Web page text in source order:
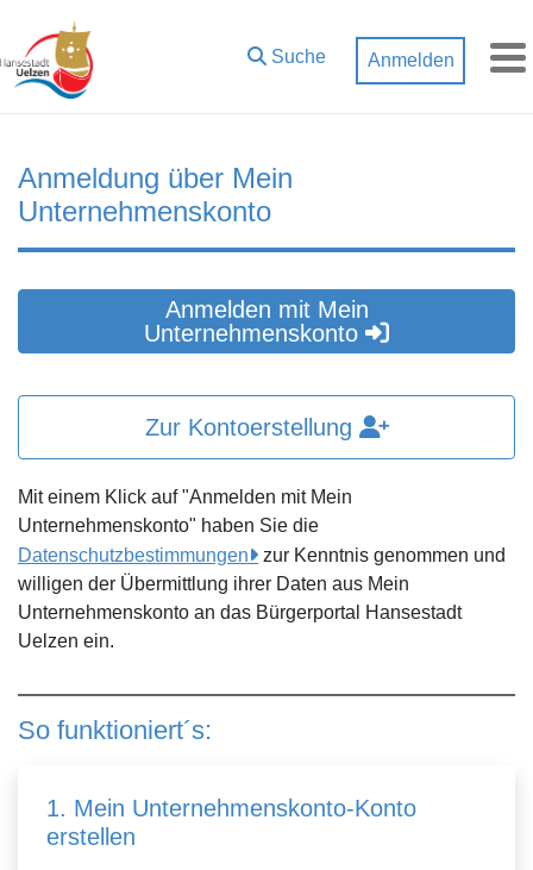
Zum Hauptinhalt springen
Suche Anmelden
Anmeldung über Mein
Unternehmenskonto
Anmelden mit Mein
Unternehmenskonto
Zur Kontoerstellung
Mit einem Klick auf "Anmelden mit Mein
Unternehmenskonto" haben Sie die
Datenschutzbestimmungen
zur Kenntnis genommen und
willigen der Übermittlung ihrer Daten aus Mein
Unternehmenskonto an das Bürgerportal Hansestadt
Uelzen ein.
So funktioniert´s:
1. Mein Unternehmenskonto-Konto
erstellen